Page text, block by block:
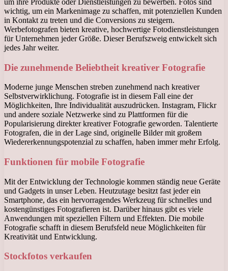
wichtig, um ein Markenimage zu schaffen, mit potenziellen Kunden
in Kontakt zu treten und die Conversions zu steigern.
Werbefotografen bieten kreative, hochwertige Fotodienstleistungen
für Unternehmen jeder Größe. Dieser Berufszweig entwickelt sich
jedes Jahr weiter.
Die zunehmende Beliebtheit kreativer Fotografie
Moderne junge Menschen streben zunehmend nach kreativer
Selbstverwirklichung. Fotografie ist in diesem Fall eine der
Möglichkeiten, Ihre Individualität auszudrücken. Instagram, Flickr
und andere soziale Netzwerke sind zu Plattformen für die
Popularisierung direkter kreativer Fotografie geworden. Talentierte
Fotografen, die in der Lage sind, originelle Bilder mit großem
Wiedererkennungspotenzial zu schaffen, haben immer mehr Erfolg.
Funktionen für mobile Fotografie
Mit der Entwicklung der Technologie kommen ständig neue Geräte
und Gadgets in unser Leben. Heutzutage besitzt fast jeder ein
Smartphone, das ein hervorragendes Werkzeug für schnelles und
kostengünstiges Fotografieren ist. Darüber hinaus gibt es viele
Anwendungen mit speziellen Filtern und Effekten. Die mobile
Fotografie schafft in diesem Berufsfeld neue Möglichkeiten für
Kreativität und Entwicklung.
Stockfotos verkaufen